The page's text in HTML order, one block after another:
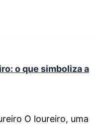
o que simboliza a
O loureiro, uma